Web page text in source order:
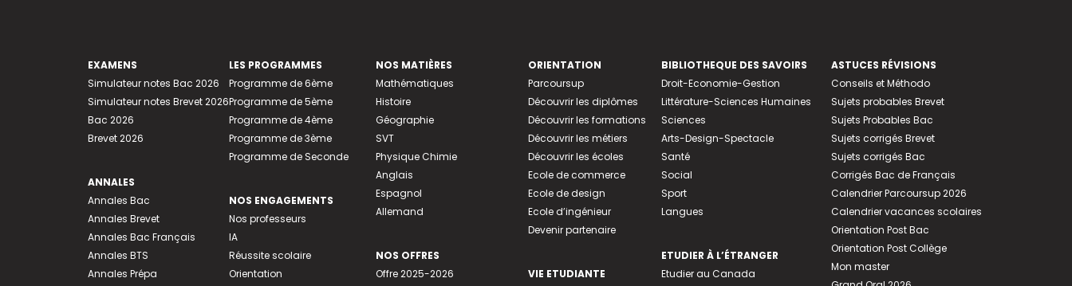
EXAMENS
Simulateur notes Bac 2026
Simulateur notes Brevet 2026
Bac 2026
Brevet 2026
ANNALES
Annales Bac
Annales Brevet
Annales Bac Français
Annales BTS
Annales Prépa
LES PROGRAMMES
Programme de 6ème
Programme de 5ème
Programme de 4ème
Programme de 3ème
Programme de Seconde
NOS ENGAGEMENTS
Nos professeurs
IA
Réussite scolaire
Orientation
NOS MATIÈRES
Mathématiques
Histoire
Géographie
SVT
Physique Chimie
Anglais
Espagnol
Allemand
NOS OFFRES
Offre 2025-2026
ORIENTATION
Parcoursup
Découvrir les diplômes
Découvrir les formations
Découvrir les métiers
Découvrir les écoles
Ecole de commerce
Ecole de design
Ecole d’ingénieur
Devenir partenaire
VIE ETUDIANTE
BIBLIOTHEQUE DES SAVOIRS
Droit-Economie-Gestion
Littérature-Sciences Humaines
Sciences
Arts-Design-Spectacle
Santé
Social
Sport
Langues
ETUDIER À L’ÉTRANGER
Etudier au Canada
ASTUCES RÉVISIONS
Conseils et Méthodo
Sujets probables Brevet
Sujets Probables Bac
Sujets corrigés Brevet
Sujets corrigés Bac
Corrigés Bac de Français
Calendrier Parcoursup 2026
Calendrier vacances scolaires
Orientation Post Bac
Orientation Post Collège
Mon master